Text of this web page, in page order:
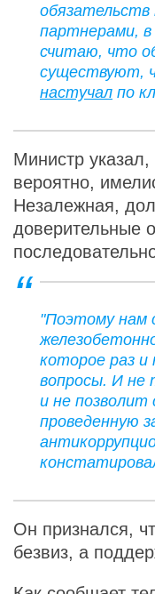
обязательств
партнерами, в
считаю, что
существуют,
настучал по
Министр
вероятно,
Незалежная,
доверительные
"Поэтому нам
которое раз и
вопросы. И не
и не
проведенную
Он признался,
безвиз, а